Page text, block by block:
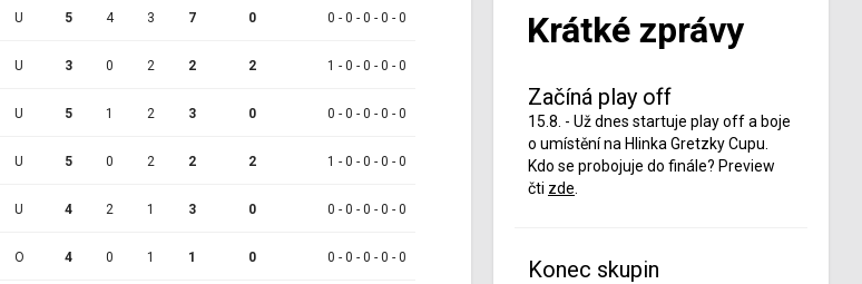
U 5 4 3 7 0 0 - 0 - 0 - 0 - 0
U 3 0 2 2 2 1 - 0 - 0 - 0 - 0
U 5 1 2 3 0 0 - 0 - 0 - 0 - 0
U 5 0 2 2 2 1 - 0 - 0 - 0 - 0
U 4 2 1 3 0 0 - 0 - 0 - 0 - 0
O 4 0 1 1 0 0 - 0 - 0 - 0 - 0
Krátké zprávy
Začíná play off
15.8. - Už dnes startuje play off a boje
o umístění na Hlinka Gretzky Cupu.
Kdo se probojuje do finále? Preview
čti zde
Konec skupin